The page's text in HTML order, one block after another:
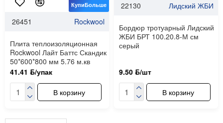
КупиБольше
26451 Rockwool
Плита теплоизоляционная
Rockwool Лайт Баттс Скандик
50*600*800 мм 5.76 м.кв
41.41 ƃ/упак
В корзину
22130 Лидский ЖБИ
Бордюр тротуарный Лидский
ЖБИ БРТ 100.20.8-М см
серый
9.50 ƃ/шт
В корзину